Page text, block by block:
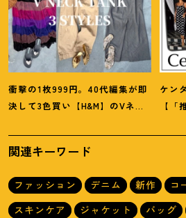
衝撃の1枚999円。40代編集が即
決して3色買い【H&M】のVネッ
3選
ケン
【「
デが
関連キーワード
ファッション デニム 新作
コ
スキンケア
ジャケット バッグ